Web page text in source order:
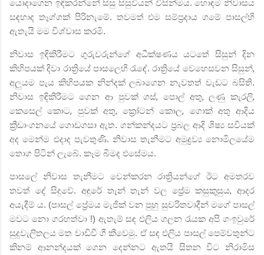
යොදාගෙන ඉඳිකරන්නේ සිසු සිසුවියන් විසින්මය. හොඳම නිවාසය
සඳහාද තෑග්ගක් පිරිනැමේ. තවමත් එම සම්ප්‍රදාය ගමේ පාසල්හි
ඇතැයි මම විශ්වාස කරමි.
නිවාස ඉඳිකිරීමට ගුරුවරුන්ගේ අධීක්ෂණය ‍යටතේ සිසුන් දින
කිහිපයක් දිවා රාත්‍රියේ පාසලෙහි රැඳේ. රාත්‍රියේ වෙහෙසවන සිසුන්,
අලුයම පැය කිහිපයක නින්දක් ලබාගෙන නැවතත් වැඩට බසිති.
නිවාස ඉඳිකිරීමට ගෙන ආ පුවක් ගස්,පොල් අතු,ලණු කැරලි,
කෙසෙල් කොට, පුවක් අතු, ක්‍රෝටන් කොල, ගොක් අතු ආදිය
ක්‍රීඩාංගනයේ ගොඩගසා ඇත. ගන්කන්දයට ප්‍රබල ආදි ශිෂ්‍ය සවියක්
අද මෙන්ම එදාද පැවතුණි. නිවාස තැනීමට අමුද්‍රව්‍ය නොමිලයේම
තොග පිටින් ලැබේ. කෑම බීමද එසේමය.
පාසලේ නිවාස තැනීමට වෙන්කරන රාත්‍රියන්ගේ ඊට අමතරව
තවත් දේ සිදුවේ. අඳුරේ තැන් තැන් වල ප්‍රේම කසුකුසුය,ආදර
අයැදීම් ය. (පාසල් ප්‍රේමය මැජික් වන පුහු සුචරිතවාදීන් මගේ පාසල්
මවට නො ගරහත්වා !) ඇතැම් සඳ එලිය ගලන රැයක අපි ගංඉවුරේ
සුදුවැලිතලය මත වාඩිවී ගී කීවෙමු. ඒ සඳ එලිය පාසල් පෙම්වතුන්ට
කිනම් ආනන්දයක් ගෙන දෙන්නට ඇතයි සිතන විට නිරාමිස